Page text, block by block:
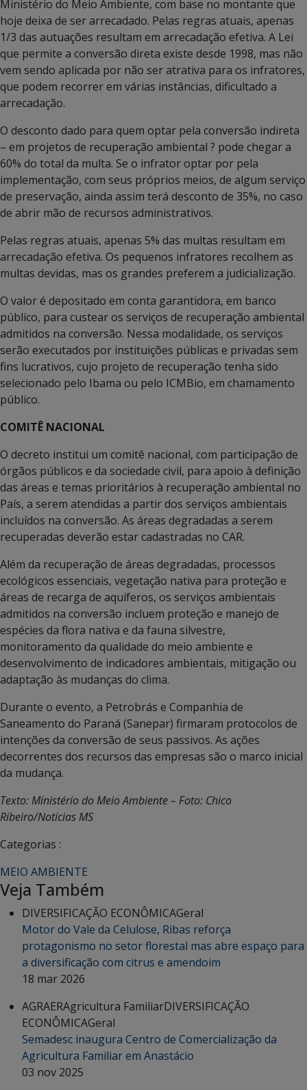
Ministério do Meio Ambiente, com base no montante que
hoje deixa de ser arrecadado. Pelas regras atuais, apenas
1/3 das autuações resultam em arrecadação efetiva. A Lei
que permite a conversão direta existe desde 1998, mas não
vem sendo aplicada por não ser atrativa para os infratores,
que podem recorrer em várias instâncias, dificultado a
arrecadação.
O desconto dado para quem optar pela conversão indireta
– em projetos de recuperação ambiental ? pode chegar a
60% do total da multa. Se o infrator optar por pela
implementação, com seus próprios meios, de algum serviço
de preservação, ainda assim terá desconto de 35%, no caso
de abrir mão de recursos administrativos.
Pelas regras atuais, apenas 5% das multas resultam em
arrecadação efetiva. Os pequenos infratores recolhem as
multas devidas, mas os grandes preferem a judicialização.
O valor é depositado em conta garantidora, em banco
público, para custear os serviços de recuperação ambiental
admitidos na conversão. Nessa modalidade, os serviços
serão executados por instituições públicas e privadas sem
fins lucrativos, cujo projeto de recuperação tenha sido
selecionado pelo Ibama ou pelo ICMBio, em chamamento
público.
COMITÊ NACIONAL
O decreto institui um comitê nacional, com participação de
órgãos públicos e da sociedade civil, para apoio à definição
das áreas e temas prioritários à recuperação ambiental no
País, a serem atendidas a partir dos serviços ambientais
incluídos na conversão. As áreas degradadas a serem
recuperadas deverão estar cadastradas no CAR.
Além da recuperação de áreas degradadas, processos
ecológicos essenciais, vegetação nativa para proteção e
áreas de recarga de aquíferos, os serviços ambientais
admitidos na conversão incluem proteção e manejo de
espécies da flora nativa e da fauna silvestre,
monitoramento da qualidade do meio ambiente e
desenvolvimento de indicadores ambientais, mitigação ou
adaptação às mudanças do clima.
Durante o evento, a Petrobrás e Companhia de
Saneamento do Paraná (Sanepar) firmaram protocolos de
intenções da conversão de seus passivos. As ações
decorrentes dos recursos das empresas são o marco inicial
da mudança.
Texto: Ministério do Meio Ambiente – Foto: Chico
Ribeiro/Notícias MS
Categorias :
MEIO AMBIENTE
Veja Também
DIVERSIFICAÇÃO ECONÔMICAGeral
Motor do Vale da Celulose, Ribas reforça
protagonismo no setor florestal mas abre espaço para
a diversificação com citrus e amendoim
18 mar 2026
AGRAERAgricultura FamiliarDIVERSIFICAÇÃO
ECONÔMICAGeral
Semadesc inaugura Centro de Comercialização da
Agricultura Familiar em Anastácio
03 nov 2025